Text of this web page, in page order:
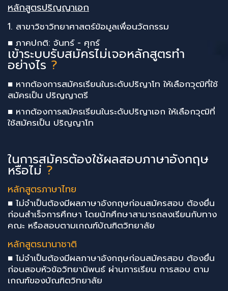
หลักสูตรปริญญาเอก
1. สาขาวิชาวิทยาศาสตร์ข้อมูลเพื่อนวัตกรรม
■ ภาคปกติ: จันทร์ - ศุกร์
เข้าระบบรับสมัครไม่เจอหลักสูตรทำ
อย่างไร ?
■ หากต้องการสมัครเรียนในระดับปริญาโท ให้เลือกวุฒิที่ใช้
สมัครเป็น ปริญญาตรี
■ หากต้องการสมัครเรียนในระดับปริญาเอก ให้เลือกวุฒิที่
ใช้สมัครเป็น ปริญญาโท
ในการสมัครต้องใช้ผลสอบภาษาอังกฤษ
หรือไม่ ?
หลักสูตรภาษาไทย
■ ไม่จำเป็นต้องมีผลภาษาอังกฤษก่อนสมัครสอบ ต้องยื่น
ก่อนสำเร็จการศึกษา โดยนักศึกษาสามารถลงเรียนกับทาง
คณะ หรือสอบตามเกณฑ์บัณฑิตวิทยาลัย
หลักสูตรนานาชาติ
■ ไม่จำเป็นต้องมีผลภาษาอังกฤษก่อนสมัครสอบ ต้องยื่น
ก่อนสอบหัวข้อวิทยานิพนธ์ ผ่านการเรียน การสอบ ตาม
เกณฑ์ของบัณฑิตวิทยาลัย